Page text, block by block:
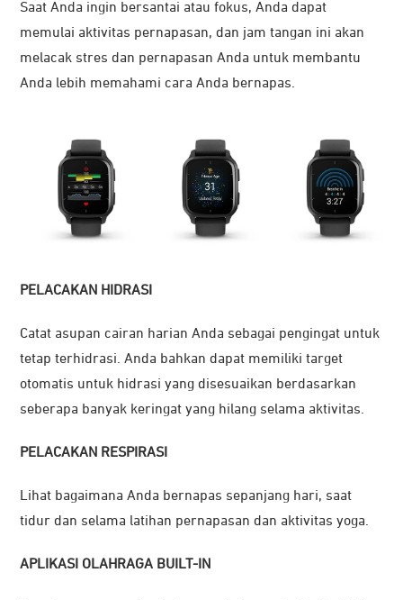
Saat Anda ingin bersantai atau fokus, Anda dapat
memulai aktivitas pernapasan, dan jam tangan ini akan
melacak stres dan pernapasan Anda untuk membantu
Anda lebih memahami cara Anda bernapas.
PELACAKAN HIDRASI
Catat asupan cairan harian Anda sebagai pengingat untuk
tetap terhidrasi. Anda bahkan dapat memiliki target
otomatis untuk hidrasi yang disesuaikan berdasarkan
seberapa banyak keringat yang hilang selama aktivitas.
PELACAKAN RESPIRASI
Lihat bagaimana Anda bernapas sepanjang hari, saat
tidur dan selama latihan pernapasan dan aktivitas yoga.
APLIKASI OLAHRAGA BUILT-IN